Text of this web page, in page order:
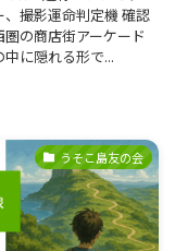
撮影運命判定機 確認
の商店街アーケード
に隠れる形で...
うそこ島友の会